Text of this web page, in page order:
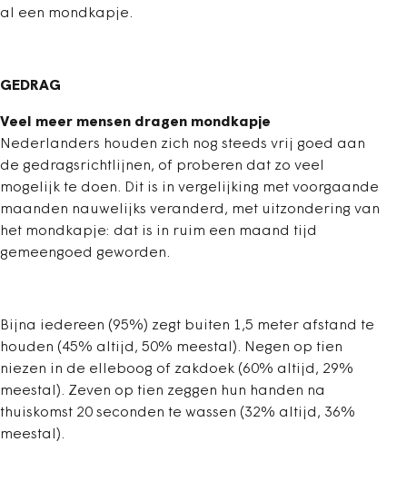
al een mondkapje.
GEDRAG
Veel meer mensen dragen mondkapje
Nederlanders houden zich nog steeds vrij goed aan
de gedragsrichtlijnen, of proberen dat zo veel
mogelijk te doen. Dit is in vergelijking met voorgaande
maanden nauwelijks veranderd, met uitzondering van
het mondkapje: dat is in ruim een maand tijd
gemeengoed geworden.
Bijna iedereen (95%) zegt buiten 1,5 meter afstand te
houden (45% altijd, 50% meestal). Negen op tien
niezen in de elleboog of zakdoek (60% altijd, 29%
meestal). Zeven op tien zeggen hun handen na
thuiskomst 20 seconden te wassen (32% altijd, 36%
meestal).